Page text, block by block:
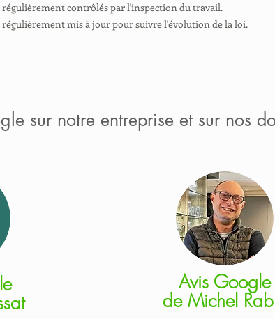
régulièrement contrôlés par l'inspection du travail.
régulièrement mis à jour pour suivre l'évolution de la loi.
sur notre entreprise et sur nos
Avis Google
de Michel